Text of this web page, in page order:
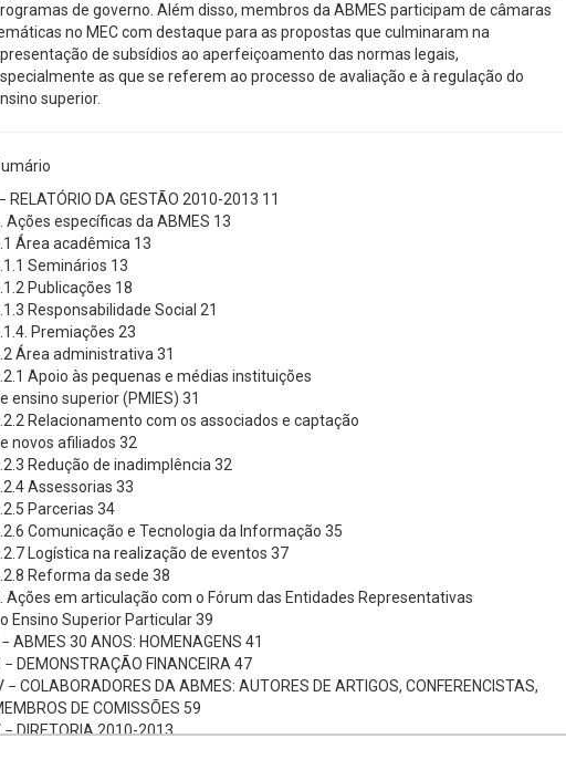
de governo. Além disso, membros da ABMES participam de câmaras
no MEC com destaque para as propostas que culminaram na
de subsídios ao aperfeiçoamento das normas legais,
as que se referem ao processo de avaliação e à regulação do
superior.
I − RELATÓRIO DA GESTÃO 2010-2013 11
Ações específicas da ABMES 13
Área acadêmica 13
Seminários 13
Publicações 18
Responsabilidade Social 21
Premiações 23
Área administrativa 31
Apoio às pequenas e médias instituições
ensino superior (PMIES) 31
Relacionamento com os associados e captação
novos afiliados 32
Redução de inadimplência 32
Assessorias 33
Parcerias 34
Comunicação e Tecnologia da Informação 35
Logística na realização de eventos 37
Reforma da sede 38
Ações em articulação com o Fórum das Entidades Representativas
Ensino Superior Particular 39
II − ABMES 30 ANOS: HOMENAGENS 41
III − DEMONSTRAÇÃO FINANCEIRA 47
− COLABORADORES DA ABMES: AUTORES DE ARTIGOS, CONFERENCISTAS,
DE COMISSÕES 59
− DIRETORIA 2010-2013